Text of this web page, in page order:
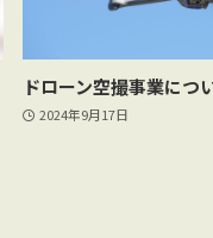
ドローン空撮事業につ
2024年9月17日